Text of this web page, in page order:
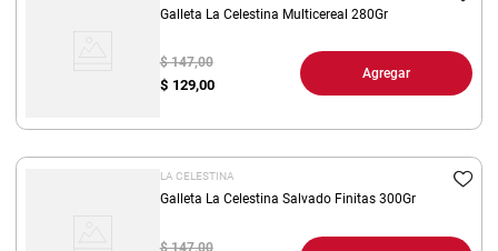
Galleta La Celestina Multicereal 280Gr
$ 129,00
$ 147,00
Agregar
LA CELESTINA
Galleta La Celestina Salvado Finitas 300Gr
$ 147,00